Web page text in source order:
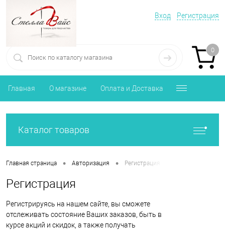
Вход Регистрация
0
Главная О магазине Оплата и Доставка
Каталог товаров
Главная страница • Авторизация • Регистрация
Регистрация
Регистрируясь на нашем сайте, вы сможете
отслеживать состояние Ваших заказов, быть в
курсе акций и скидок, а также получать